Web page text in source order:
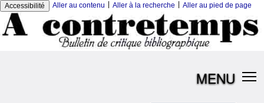
Accessibilité Aller au contenu Aller à la recherche Aller au pied de page
MENU